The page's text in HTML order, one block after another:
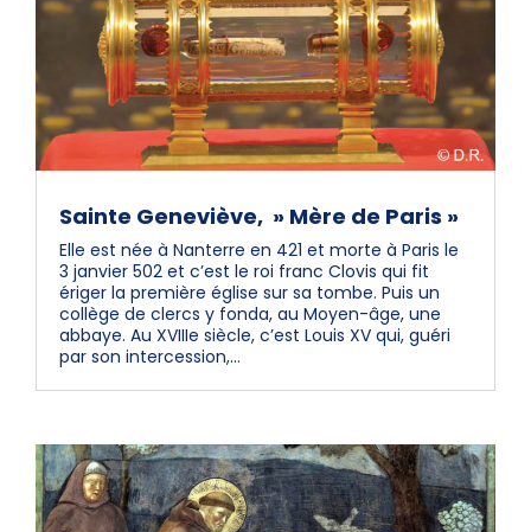
Sainte Geneviève, » Mère de Paris »
Elle est née à Nanterre en 421 et morte à Paris le
3 janvier 502 et c’est le roi franc Clovis qui fit
ériger la première église sur sa tombe. Puis un
collège de clercs y fonda, au Moyen-âge, une
abbaye. Au XVIIIe siècle, c’est Louis XV qui, guéri
par son intercession,...